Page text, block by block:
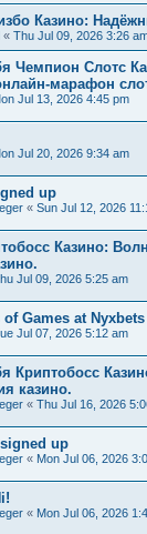
Казино:
« Thu Jul 09, 2026 3:26
Чемпион Слотс
марафон
Jul 13, 2026 4:45 pm
Jul 20, 2026 9:34 am
up
« Sun Jul 12, 2026
Казино:
Jul 09, 2026 5:25 am
Games at Nyxbets
Jul 07, 2026 5:12 am
Криптобосс
казино.
« Thu Jul 16, 2026
up
« Mon Jul 06, 2026
« Mon Jul 06, 2026